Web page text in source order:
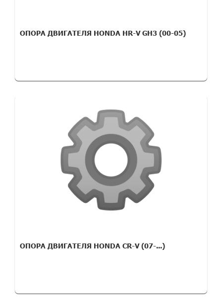
ОПОРА ДВИГАТЕЛЯ HONDA HR-V GH3 (00-05)
ОПОРА ДВИГАТЕЛЯ HONDA CR-V (07-...)